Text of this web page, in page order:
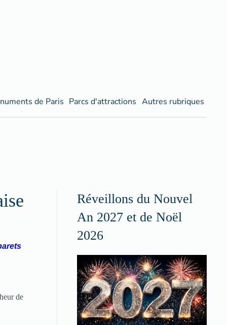
de Paris Parcs d'attractions Autres rubriques
de
Réveillons du Nouvel
An 2027 et de Noël
2026